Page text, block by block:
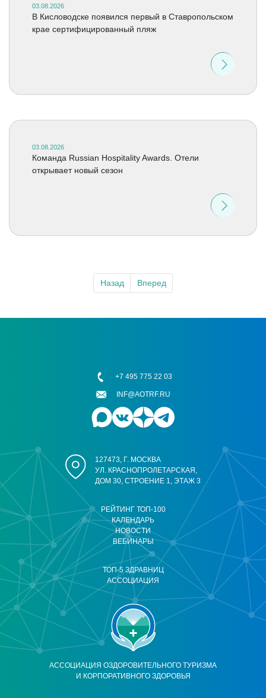
03.08.2026
В Кисловодске появился первый в Ставропольском
крае сертифицированный пляж
03.08.2026
Команда Russian Hospitality Awards. Отели
открывает новый сезон
Назад Вперед
АССОЦИАЦИЯ ОЗДОРОВИТЕЛЬНОГО ТУРИЗМА
И КОРПОРАТИВНОГО ЗДОРОВЬЯ
РЕЙТИНГ ТОП-100
КАЛЕНДАРЬ
НОВОСТИ
ВЕБИНАРЫ
ТОП-5 ЗДРАВНИЦ
АССОЦИАЦИЯ
127473, Г. МОСКВА
УЛ. КРАСНОПРОЛЕТАРСКАЯ,
ДОМ 30, СТРОЕНИЕ 1, ЭТАЖ 3
+7 495 775 22 03
INF@AOTRF.RU